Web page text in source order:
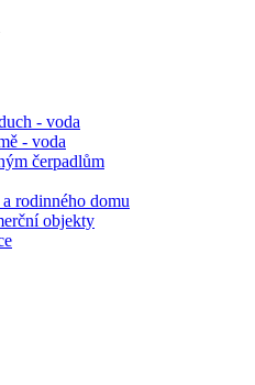
- voda
- voda
čerpadlům
rodinného domu
objekty